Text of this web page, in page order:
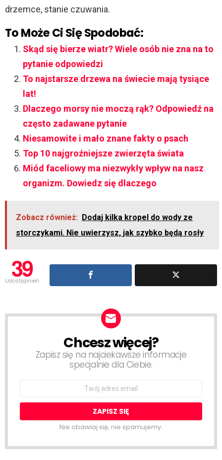
drzemce, stanie czuwania.
To Może Ci Się Spodobać:
Skąd się bierze wiatr? Wiele osób nie zna na to
pytanie odpowiedzi
To najstarsze drzewa na świecie mają tysiące
lat!
Dlaczego morsy nie moczą rąk? Odpowiedź na
często zadawane pytanie
Niesamowite i mało znane fakty o psach
Top 10 najgroźniejsze zwierzęta świata
Miód faceliowy ma niezwykły wpływ na nasz
organizm. Dowiedz się dlaczego
Zobacz również: Dodaj kilka kropel do wody ze
storczykami. Nie uwierzysz, jak szybko będą rosły
39
Udostępnień
NEWSLETTERChcesz więcej?
Zapisz się na najciekawsze informacje
specjalnie dla Ciebie.
Email
Nie obawiaj się, nie spamujemy.